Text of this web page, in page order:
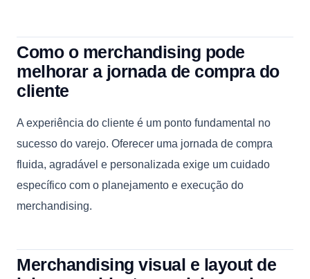
Como o merchandising pode
melhorar a jornada de compra do
cliente
A experiência do cliente é um ponto fundamental no
sucesso do varejo. Oferecer uma jornada de compra
fluida, agradável e personalizada exige um cuidado
específico com o planejamento e execução do
merchandising.
Merchandising visual e layout de